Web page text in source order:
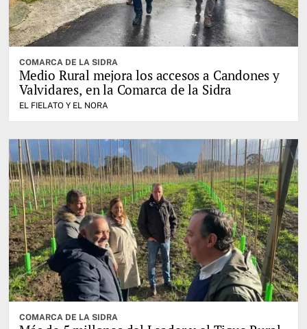
COMARCA DE LA SIDRA
Medio Rural mejora los accesos a Candones y
Valvidares, en la Comarca de la Sidra
EL FIELATO Y EL NORA
COMARCA DE LA SIDRA